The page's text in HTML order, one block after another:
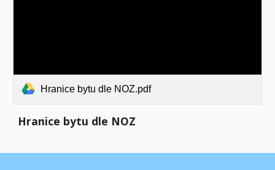
Hranice bytu dle NOZ.pdf
Hranice bytu dle NOZ